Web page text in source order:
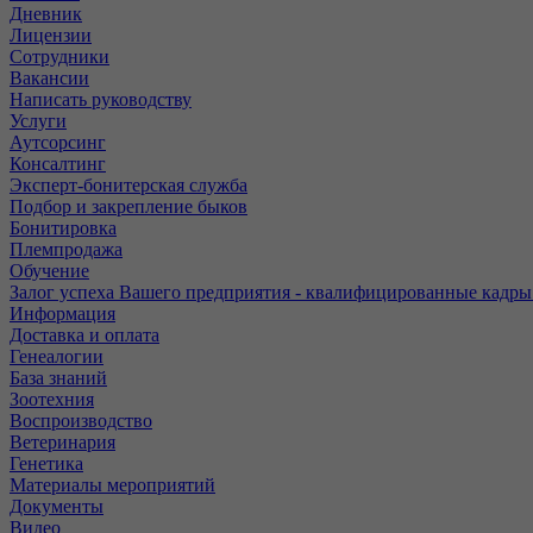
Дневник
Лицензии
Сотрудники
Вакансии
Написать руководству
Услуги
Аутсорсинг
Консалтинг
Эксперт-бонитерская служба
Подбор и закрепление быков
Бонитировка
Племпродажа
Обучение
Залог успеха Вашего предприятия - квалифицированные
Информация
Доставка и оплата
Генеалогии
База знаний
Зоотехния
Воспроизводство
Ветеринария
Генетика
Материалы мероприятий
Документы
Видео